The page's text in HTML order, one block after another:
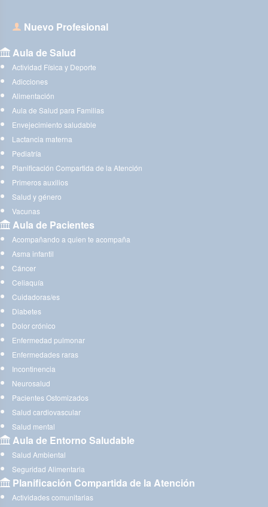
Nuevo Profesional
Aula de Salud
Actividad Física y Deporte
Adicciones
Alimentación
Aula de Salud para Familias
Envejecimiento saludable
Lactancia materna
Pediatría
Planificación Compartida de la Atención
Primeros auxilios
Salud y género
Vacunas
Aula de Pacientes
Acompañando a quien te acompaña
Asma infantil
Cáncer
Celiaquía
Cuidadoras/es
Diabetes
Dolor crónico
Enfermedad pulmonar
Enfermedades raras
Incontinencia
Neurosalud
Pacientes Ostomizados
Salud cardiovascular
Salud mental
Aula de Entorno Saludable
Salud Ambiental
Seguridad Alimentaria
Planificación Compartida de la Atención
Actividades comunitarias